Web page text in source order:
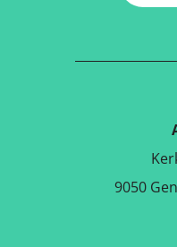
9050